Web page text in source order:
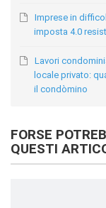
Imprese in
imposta 4.0
Lavori
locale privato:
il condòmino
FORSE
QUESTI